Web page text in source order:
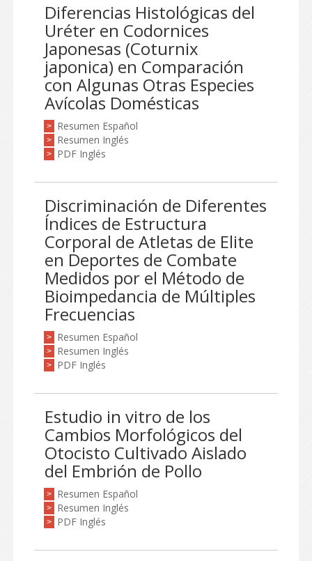
Diferencias Histológicas del
Uréter en Codornices
Japonesas (Coturnix
japonica) en Comparación
con Algunas Otras Especies
Avícolas Domésticas
> Resumen Español
> Resumen Inglés
> PDF Inglés
Discriminación de Diferentes
Índices de Estructura
Corporal de Atletas de Elite
en Deportes de Combate
Medidos por el Método de
Bioimpedancia de Múltiples
Frecuencias
> Resumen Español
> Resumen Inglés
> PDF Inglés
Estudio in vitro de los
Cambios Morfológicos del
Otocisto Cultivado Aislado
del Embrión de Pollo
> Resumen Español
> Resumen Inglés
> PDF Inglés